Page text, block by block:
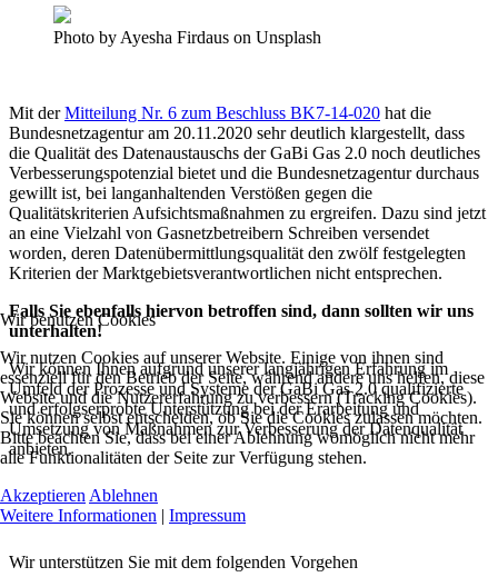
Photo by Ayesha Firdaus on Unsplash
Mit derMitteilung Nr. 6 zum Beschluss BK7-14-020 hat die
Bundesnetzagentur am 20.11.2020 sehr deutlich klargestellt, dass
die Qualität des Datenaustauschs der GaBi Gas 2.0 noch deutliches
Verbesserungspotenzial bietet und die Bundesnetzagentur durchaus
gewillt ist, bei langanhaltenden Verstößen gegen die
Qualitätskriterien Aufsichtsmaßnahmen zu ergreifen. Dazu sind jetzt
an eine Vielzahl von Gasnetzbetreibern Schreiben versendet
worden, deren Datenübermittlungsqualität den zwölf festgelegten
Kriterien der Marktgebietsverantwortlichen nicht entsprechen.
Falls Sie ebenfalls hiervon betroffen sind, dann sollten wir uns
unterhalten!
Wir können Ihnen aufgrund unserer langjährigen Erfahrung im
Umfeld der Prozesse und Systeme der GaBi Gas 2.0 qualifizierte
und erfolgserprobte Unterstützung bei der Erarbeitung und
Umsetzung von Maßnahmen zur Verbesserung der Datenqualität
anbieten.
Wir unterstützen Sie mit dem folgenden Vorgehen
Wir benutzen Cookies
Wir nutzen Cookies auf unserer Website. Einige von ihnen sind
essenziell für den Betrieb der Seite, während andere uns helfen, diese
Website und die Nutzererfahrung zu verbessern (Tracking Cookies).
Sie können selbst entscheiden, ob Sie die Cookies zulassen möchten.
Bitte beachten Sie, dass bei einer Ablehnung womöglich nicht mehr
alle Funktionalitäten der Seite zur Verfügung stehen.
Akzeptieren Ablehnen
Weitere Informationen | Impressum